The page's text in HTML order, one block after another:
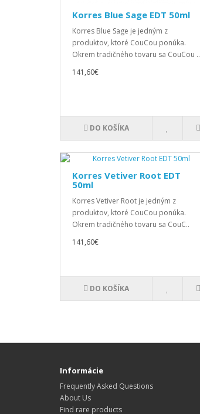
Korres Blue Sage EDT 50ml
Korres Blue Sage je jedným z
produktov, ktoré CouCou ponúka.
Okrem tradičného tovaru sa CouCou ..
141,60€
DO KOŠÍKA
Korres Vetiver Root EDT
50ml
Korres Vetiver Root je jedným z
produktov, ktoré CouCou ponúka.
Okrem tradičného tovaru sa CouC..
141,60€
DO KOŠÍKA
Informácie
Frequently Asked Questions
About Us
Find rare products